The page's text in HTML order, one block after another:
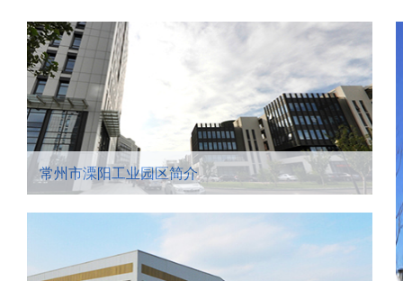
常州市溧阳工业园区简介